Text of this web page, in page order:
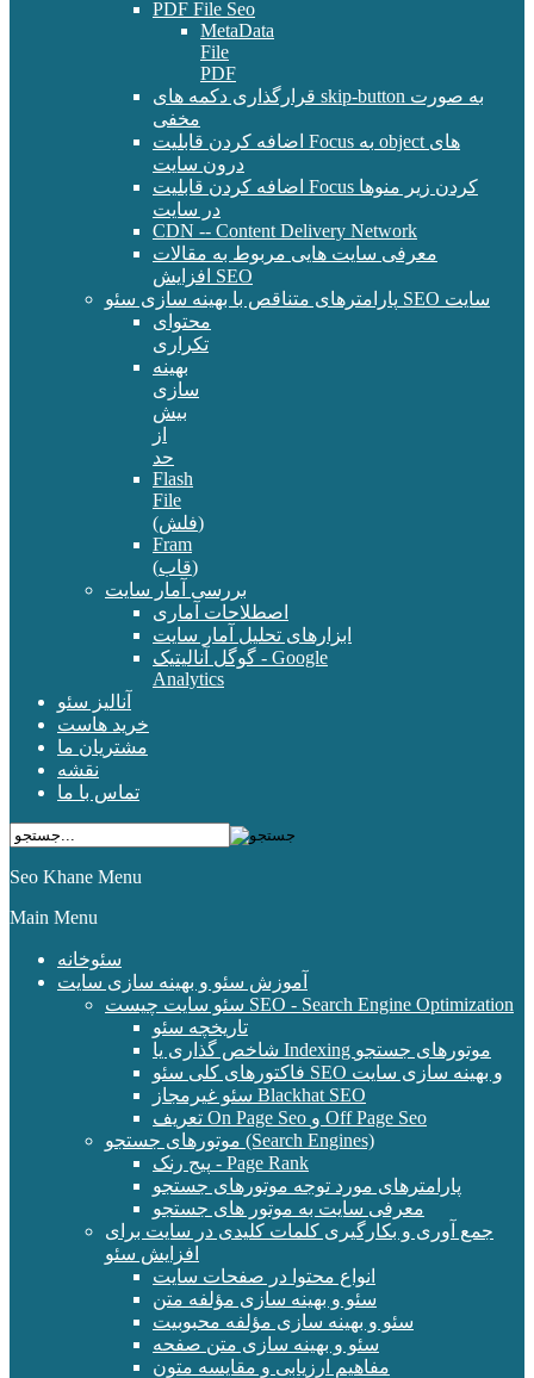
PDF File Seo
MetaData
File
PDF
قرارگذاری دکمه های skip-button به صورت
مخفی
اضافه کردن قابلیت Focus به object های
درون سایت
اضافه کردن قابلیت Focus کردن زیر منوها
در سایت
CDN -- Content Delivery Network
معرفی سایت هایی مربوط به مقالات
افزایش SEO
پارامترهای متناقص با بهینه سازی سئو SEO سایت
محتوای
تکراری
بهینه
سازی
بیش
از
حد
Flash
File
(فلش)
Fram
(قاب)
بررسی آمار سایت
اصطلاحات آماری
ابزارهای تحلیل آمار سایت
گوگل آنالیتیک - Google
Analytics
آنالیز سئو
خرید هاست
مشتریان ما
نقشه
تماس با ما
Seo Khane Menu
Main Menu
سئوخانه
آموزش سئو و بهینه سازی سایت
سئو سایت چیست SEO - Search Engine Optimization
تاریخچه سئو
شاخص گذاری یا Indexing موتورهای جستجو
فاکتورهای کلی سئو SEO و بهینه سازی سایت
سئو غیرمجاز Blackhat SEO
تعریف On Page Seo و Off Page Seo
موتورهای جستجو (Search Engines)
پیج رنک - Page Rank
پارامترهای مورد توجه موتورهای جستجو
معرفی سایت به موتور های جستجو
جمع آوری و بکارگیری کلمات کلیدی در سایت برای
افزایش سئو
انواع محتوا در صفحات سایت
سئو و بهینه سازی مؤلفه متن
سئو و بهینه سازی مؤلفه محبوبیت
سئو و بهینه سازی متن صفحه
مفاهیم ارزیابی و مقایسه متون